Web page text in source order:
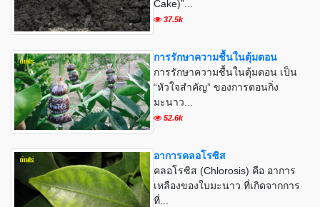
Cake)”...
37.5k
การรักษาความชื้นในตุ้มตอน
การรักษาความชื้นในตุ้มตอน เป็น
“หัวใจสำคัญ” ของการตอนกิ่ง
มะนาว...
52.6k
อาการคลอโรซิส
คลอโรซิส (Chlorosis) คือ อาการ
เหลืองของใบมะนาว ที่เกิดจากการ
ที่...